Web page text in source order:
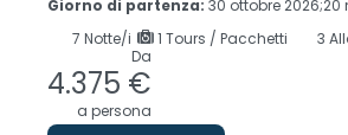
Giorno di partenza: 30 ottobre 2026;20
7 Notte/i 1 Tours / Pacchetti
3
Da
4.375 €
a persona